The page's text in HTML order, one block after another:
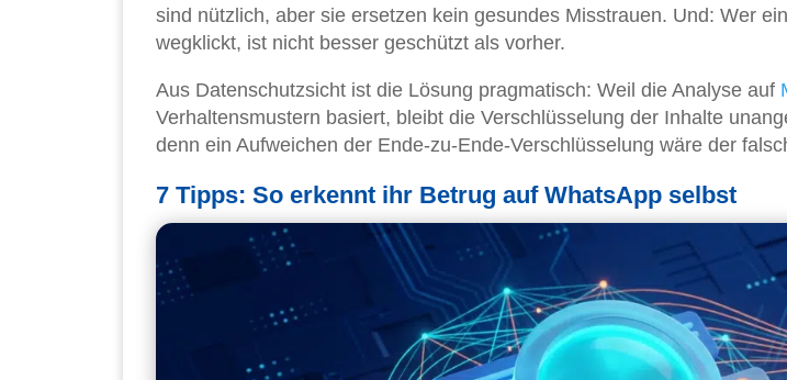
sind nützlich, aber sie ersetzen kein gesundes Misstrauen. Und: Wer
wegklickt, ist nicht besser geschützt als vorher.
Aus Datenschutzsicht ist die Lösung pragmatisch: Weil die Analyse auf
Verhaltensmustern basiert, bleibt die Verschlüsselung der Inhalte
denn ein Aufweichen der Ende-zu-Ende-Verschlüsselung wäre der
7 Tipps: So erkennt ihr Betrug auf WhatsApp selbst